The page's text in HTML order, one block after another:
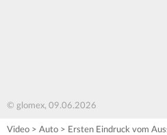
© glomex, 09.06.2026
Video > Auto > Ersten Eindruck vom